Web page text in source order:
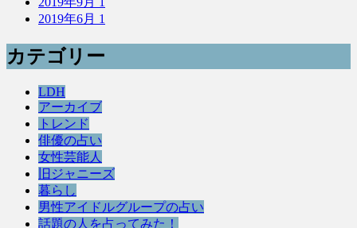
2019年6月 1
カテゴリー
LDH
アーカイブ
トレンド
俳優の占い
女性芸能人
旧ジャニーズ
暮らし
男性アイドルグループの占い
話題の人を占ってみた！